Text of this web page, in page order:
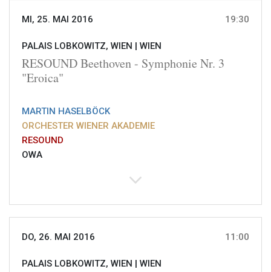
MI, 25. MAI 2016 19:30
PALAIS LOBKOWITZ, WIEN | WIEN
RESOUND Beethoven - Symphonie Nr. 3
"Eroica"
MARTIN HASELBÖCK
ORCHESTER WIENER AKADEMIE
RESOUND
OWA
DO, 26. MAI 2016 11:00
PALAIS LOBKOWITZ, WIEN | WIEN